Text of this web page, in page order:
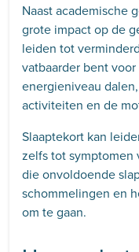
Naast academische
grote impact op de
leiden tot
vatbaarder bent
energieniveau
activiteiten en de
Slaaptekort kan
zelfs tot symptomen
die onvoldoende
schommelingen en
om te gaan.